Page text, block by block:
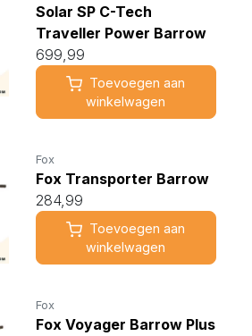
Solar SP C-Tech
Traveller Power Barrow
699,99
Toevoegen aan
winkelwagen
Fox
Fox Transporter Barrow
284,99
Toevoegen aan
winkelwagen
Fox
Fox Voyager Barrow Plus